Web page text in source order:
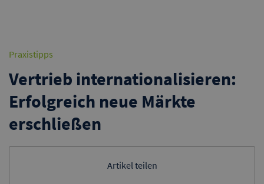
Praxistipps
Vertrieb internationalisieren:
Erfolgreich neue Märkte
erschließen
Artikel teilen